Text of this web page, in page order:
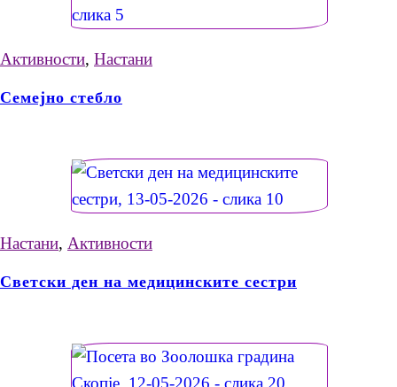
Активности, Настани
Семејно стебло
Настани, Активности
Светски ден на медицинските сестри